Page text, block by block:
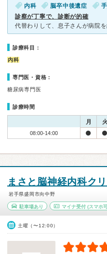
内科 脳卒中後遺症
診察が丁寧で、診断が的確
診療科目：
内科
専門医・資格：
糖尿病専門医
診療時間
月 火
08:00-14:00
まさと脳神経内科ク
岩手県盛岡市向中野
駐車場あり マイナ受付(スマホ
土曜（〜12:00）